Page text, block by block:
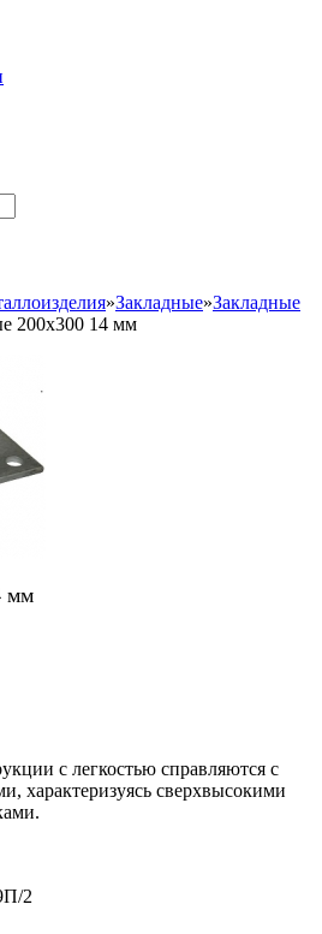
»Закладные»Закладные
200х300 14 мм
мм
с легкостью справляются с
характеризуясь сверхвысокими
2